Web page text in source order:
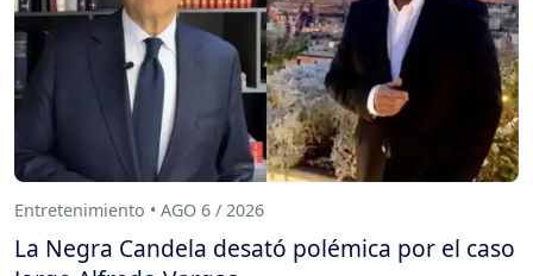
Entretenimiento • AGO 6 / 2026
La Negra Candela desató polémica por el caso